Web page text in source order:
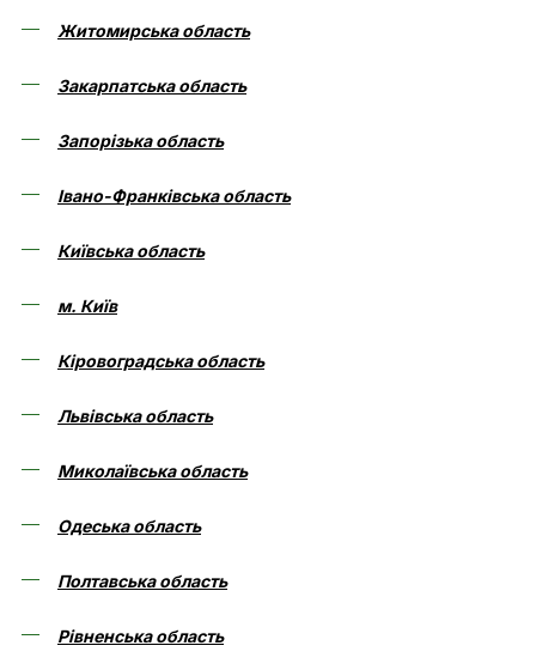
Житомирська область
Закарпатська область
Запорізька область
Івано-Франківська область
Київська область
м. Київ
Кіровоградська область
Львівська область
Миколаївська область
Одеська область
Полтавська область
Рівненська область